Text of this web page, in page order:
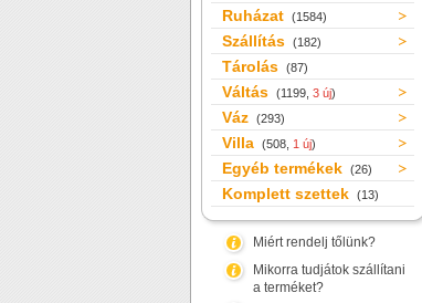
Ruházat (1584)
Szállítás (182)
Tárolás (87)
Váltás (1199, 3 új)
Váz (293)
Villa (508, 1 új)
Egyéb termékek (26)
Komplett szettek (13)
Miért rendelj tőlünk?
Mikorra tudjátok szállítani
a terméket?